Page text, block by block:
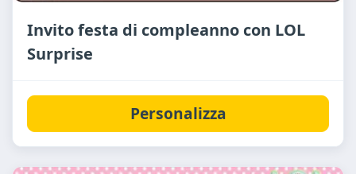
Invito festa di compleanno con LOL
Surprise
Personalizza